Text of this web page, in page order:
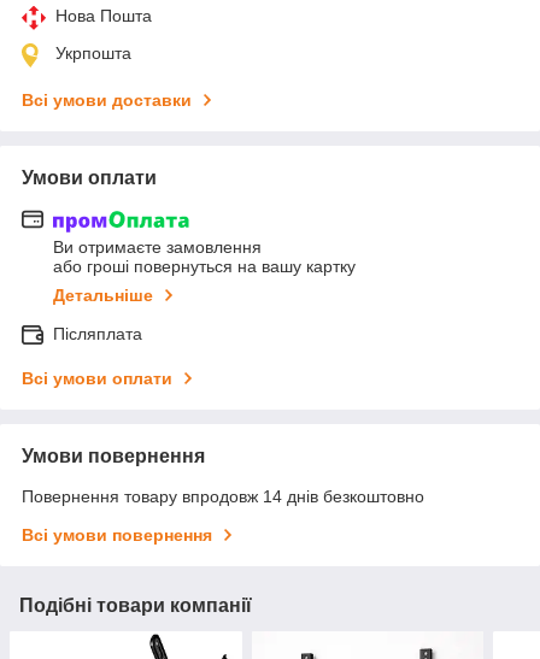
Нова Пошта
Укрпошта
Всі умови доставки
Умови оплати
Ви отримаєте замовлення
або гроші повернуться на вашу картку
Детальніше
Післяплата
Всі умови оплати
Умови повернення
Повернення товару впродовж 14 днів безкоштовно
Всі умови повернення
Подібні товари компанії